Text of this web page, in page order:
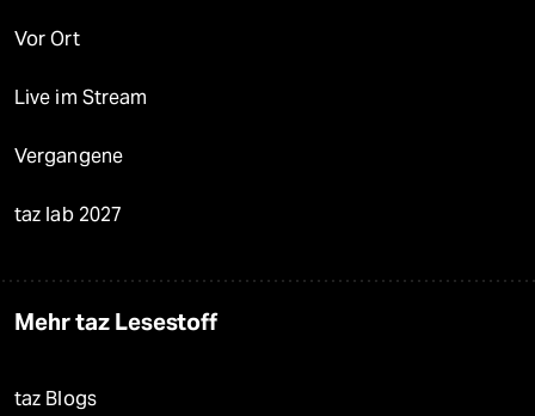
Vor Ort
Live im Stream
Vergangene
taz lab 2027
Mehr taz Lesestoff
taz Blogs